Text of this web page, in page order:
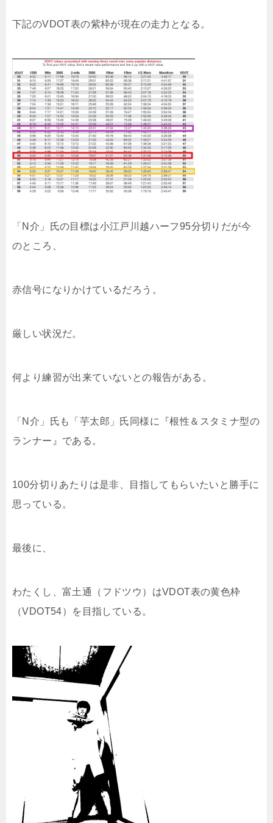
下記のVDOT表の紫枠が現在の走力となる。
「N介」氏の目標は小江戸川越ハーフ95分切りだが今
のところ、
赤信号になりかけているだろう。
厳しい状況だ。
何より練習が出来ていないとの報告がある。
「N介」氏も「芋太郎」氏同様に『根性＆スタミナ型の
ランナー』である。
100分切りあたりは是非、目指してもらいたいと勝手に
思っている。
最後に、
わたくし、富土通（フドツウ）はVDOT表の黄色枠
（VDOT54）を目指している。